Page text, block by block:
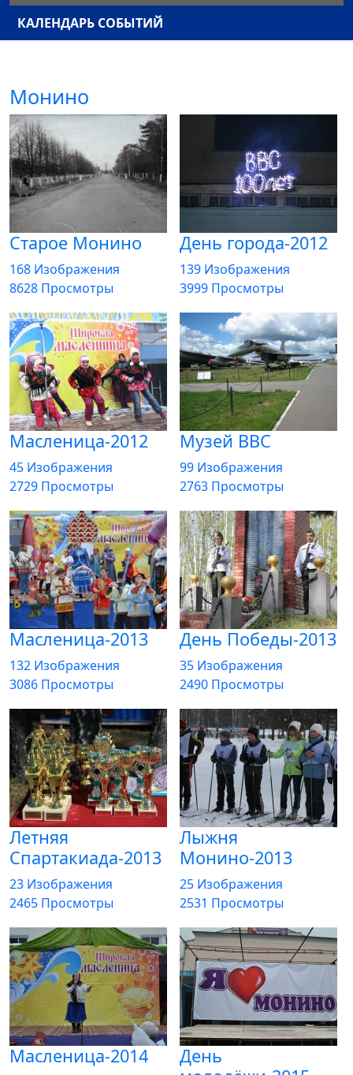
КАЛЕНДАРЬ СОБЫТИЙ
Монино
Старое Монино
168 Изображения
8628 Просмотры
День города-2012
139 Изображения
3999 Просмотры
Масленица-2012
45 Изображения
2729 Просмотры
Музей ВВС
99 Изображения
2763 Просмотры
Масленица-2013
132 Изображения
3086 Просмотры
День Победы-2013
35 Изображения
2490 Просмотры
Летняя
Спартакиада-2013
23 Изображения
2465 Просмотры
Лыжня
Монино-2013
25 Изображения
2531 Просмотры
Масленица-2014
День